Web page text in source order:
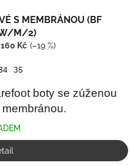
S MEMBRÁNOU (BF
M/2)
Kč (–19 %)
35
boty se zúženou